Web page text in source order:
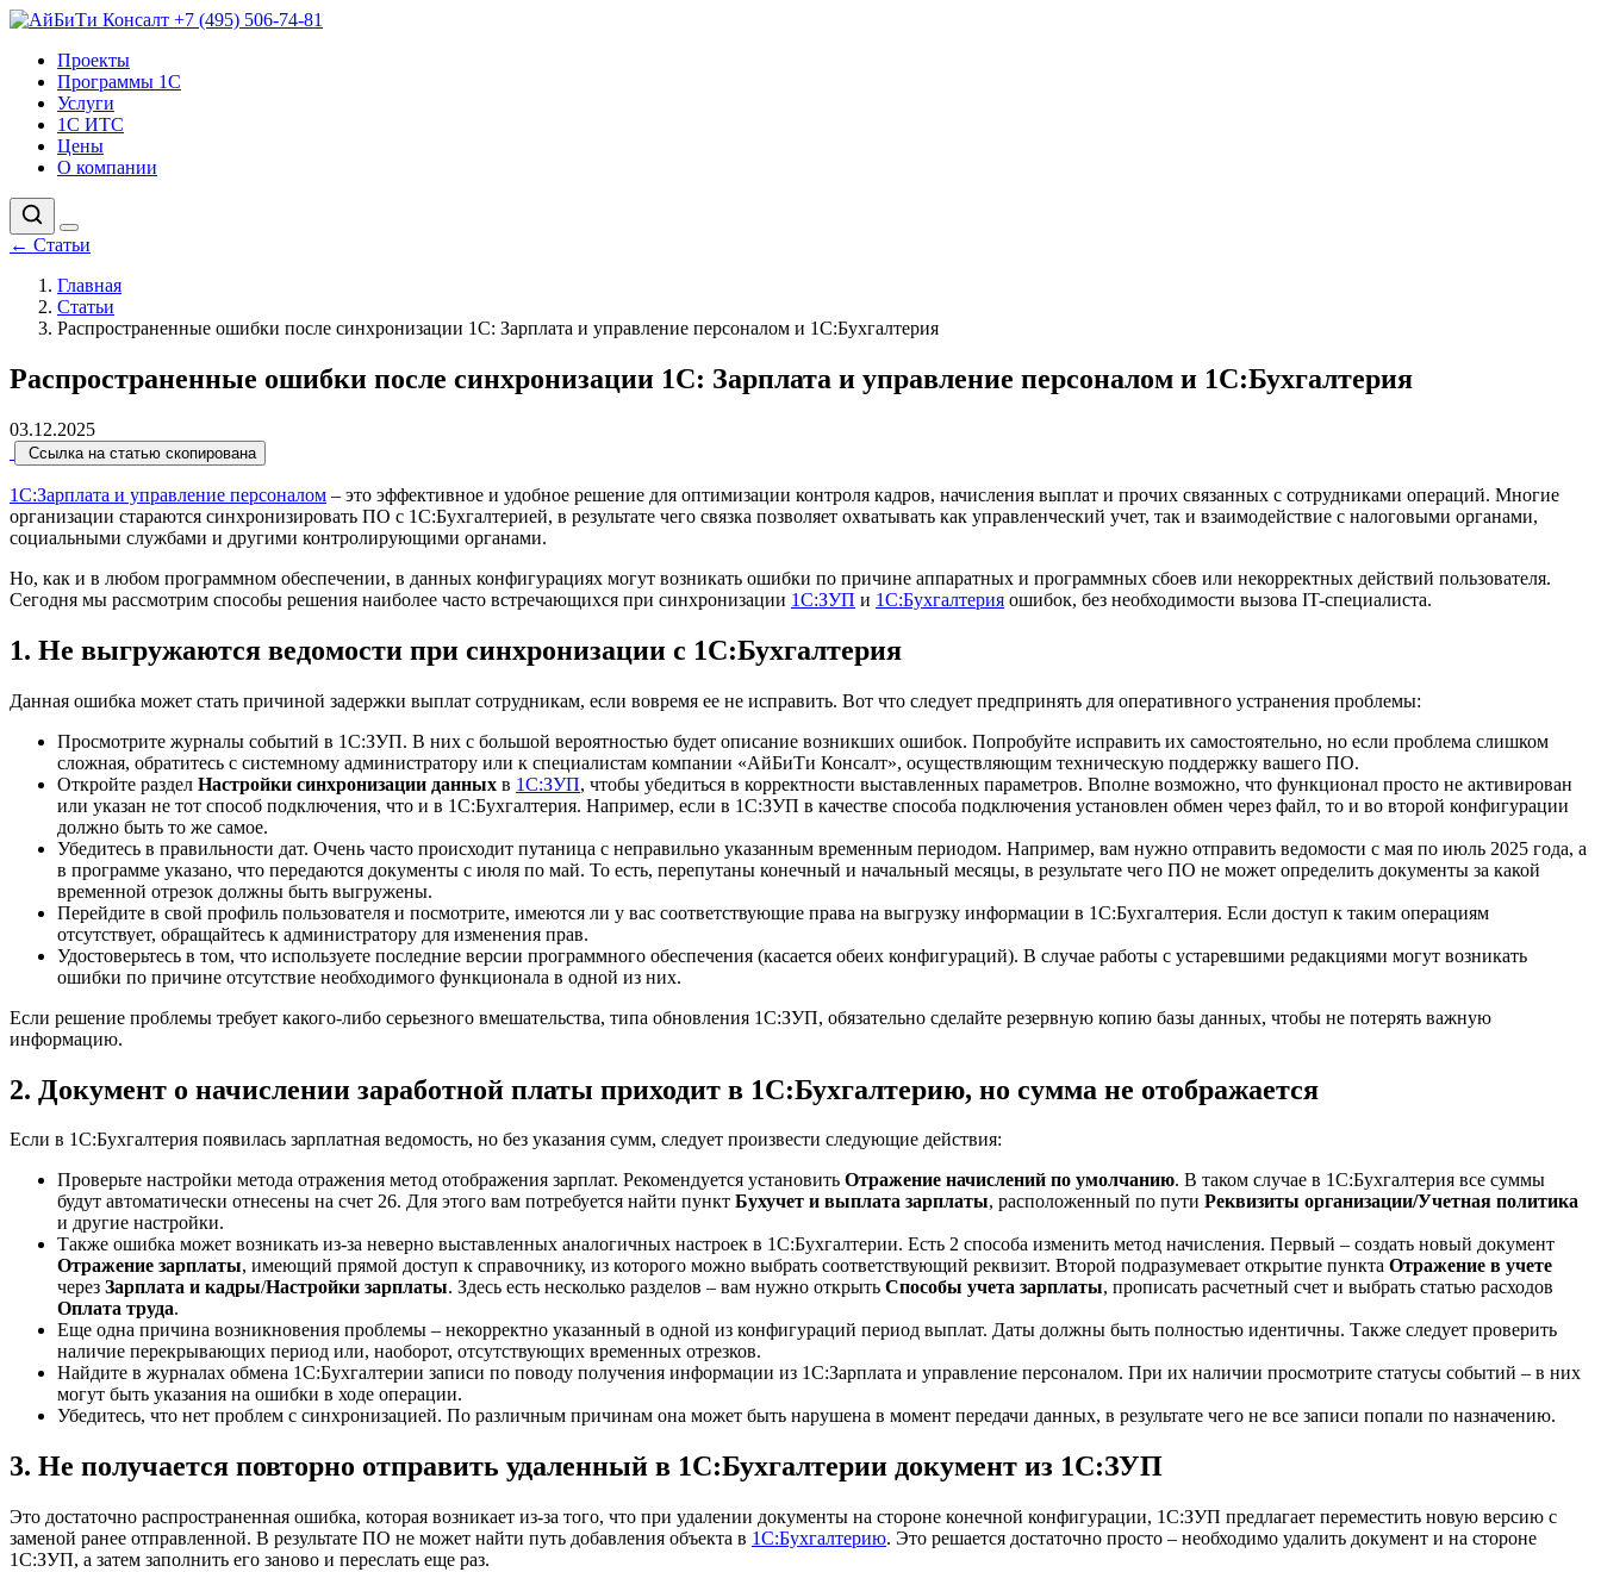
+7 (495) 506-74-81
Проекты
Программы 1С
Услуги
1С ИТС
Цены
О компании
← Статьи
Главная
Статьи
Распространенные ошибки после синхронизации 1С: Зарплата и управление персоналом и 1С:Бухгалтерия
Распространенные ошибки после синхронизации 1С: Зарплата и управление персоналом и 1С:Бухгалтерия
03.12.2025
Ссылка на статью скопирована
1С:Зарплата и управление персоналом – это эффективное и удобное решение для оптимизации контроля кадров, начисления выплат и прочих связанных с сотрудниками операций. Многие
организации стараются синхронизировать ПО с 1С:Бухгалтерией, в результате чего связка позволяет охватывать как управленческий учет, так и взаимодействие с налоговыми органами,
социальными службами и другими контролирующими органами.
Но, как и в любом программном обеспечении, в данных конфигурациях могут возникать ошибки по причине аппаратных и программных сбоев или некорректных действий пользователя.
Сегодня мы рассмотрим способы решения наиболее часто встречающихся при синхронизации 1С:ЗУП и 1С:Бухгалтерия ошибок, без необходимости вызова IT-специалиста.
1. Не выгружаются ведомости при синхронизации с 1С:Бухгалтерия
Данная ошибка может стать причиной задержки выплат сотрудникам, если вовремя ее не исправить. Вот что следует предпринять для оперативного устранения проблемы:
Просмотрите журналы событий в 1С:ЗУП. В них с большой вероятностью будет описание возникших ошибок. Попробуйте исправить их самостоятельно, но если проблема слишком
сложная, обратитесь с системному администратору или к специалистам компании «АйБиТи Консалт», осуществляющим техническую поддержку вашего ПО.
Откройте раздел Настройки синхронизации данных в 1C:ЗУП, чтобы убедиться в корректности выставленных параметров. Вполне возможно, что функционал просто не активирован
или указан не тот способ подключения, что и в 1С:Бухгалтерия. Например, если в 1С:ЗУП в качестве способа подключения установлен обмен через файл, то и во второй конфигурации
должно быть то же самое.
Убедитесь в правильности дат. Очень часто происходит путаница с неправильно указанным временным периодом. Например, вам нужно отправить ведомости с мая по июль 2025 года, а
в программе указано, что передаются документы с июля по май. То есть, перепутаны конечный и начальный месяцы, в результате чего ПО не может определить документы за какой
временной отрезок должны быть выгружены.
Перейдите в свой профиль пользователя и посмотрите, имеются ли у вас соответствующие права на выгрузку информации в 1С:Бухгалтерия. Если доступ к таким операциям
отсутствует, обращайтесь к администратору для изменения прав.
Удостоверьтесь в том, что используете последние версии программного обеспечения (касается обеих конфигураций). В случае работы с устаревшими редакциями могут возникать
ошибки по причине отсутствие необходимого функционала в одной из них.
Если решение проблемы требует какого-либо серьезного вмешательства, типа обновления 1С:ЗУП, обязательно сделайте резервную копию базы данных, чтобы не потерять важную
информацию.
2. Документ о начислении заработной платы приходит в 1С:Бухгалтерию, но сумма не отображается
Если в 1С:Бухгалтерия появилась зарплатная ведомость, но без указания сумм, следует произвести следующие действия:
Проверьте настройки метода отражения метод отображения зарплат. Рекомендуется установить Отражение начислений по умолчанию. В таком случае в 1С:Бухгалтерия все суммы
будут автоматически отнесены на счет 26. Для этого вам потребуется найти пункт Бухучет и выплата зарплаты, расположенный по пути Реквизиты организации/Учетная политика
и другие настройки.
Также ошибка может возникать из-за неверно выставленных аналогичных настроек в 1С:Бухгалтерии. Есть 2 способа изменить метод начисления. Первый – создать новый документ
Отражение зарплаты, имеющий прямой доступ к справочнику, из которого можно выбрать соответствующий реквизит. Второй подразумевает открытие пункта Отражение в учете
через Зарплата и кадры/Настройки зарплаты. Здесь есть несколько разделов – вам нужно открыть Способы учета зарплаты, прописать расчетный счет и выбрать статью расходов
Оплата труда.
Еще одна причина возникновения проблемы – некорректно указанный в одной из конфигураций период выплат. Даты должны быть полностью идентичны. Также следует проверить
наличие перекрывающих период или, наоборот, отсутствующих временных отрезков.
Найдите в журналах обмена 1С:Бухгалтерии записи по поводу получения информации из 1С:Зарплата и управление персоналом. При их наличии просмотрите статусы событий – в них
могут быть указания на ошибки в ходе операции.
Убедитесь, что нет проблем с синхронизацией. По различным причинам она может быть нарушена в момент передачи данных, в результате чего не все записи попали по назначению.
3. Не получается повторно отправить удаленный в 1С:Бухгалтерии документ из 1С:ЗУП
Это достаточно распространенная ошибка, которая возникает из-за того, что при удалении документы на стороне конечной конфигурации, 1С:ЗУП предлагает переместить новую версию с
заменой ранее отправленной. В результате ПО не может найти путь добавления объекта в 1С:Бухгалтерию. Это решается достаточно просто – необходимо удалить документ и на стороне
1С:ЗУП, а затем заполнить его заново и переслать еще раз.